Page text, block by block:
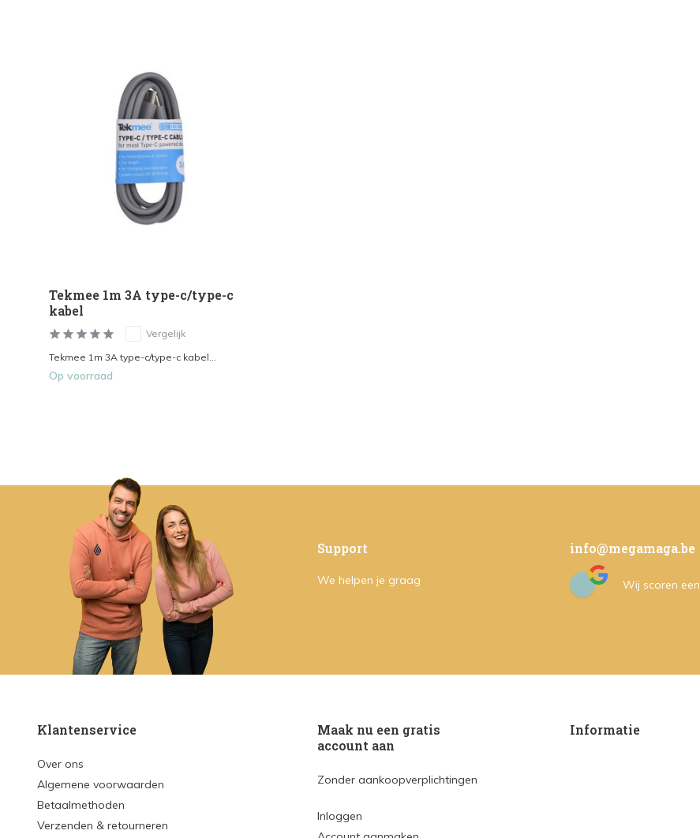
Tekmee 1m 3A type-c/type-c
kabel
Vergelijk
Tekmee 1m 3A type-c/type-c kabel...
Op voorraad
Support
We helpen je graag
info@megamaga.be
Wij scoren een
Klantenservice
Over ons
Algemene voorwaarden
Betaalmethoden
Verzenden & retourneren
Maak nu een gratis
account aan
Zonder aankoopverplichtingen
Inloggen
Informatie